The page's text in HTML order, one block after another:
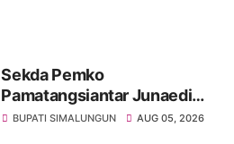
Sekda Pemko
Pamatangsiantar Junaedi
Pembina Upacara
BUPATI SIMALUNGUN AUG 05, 2026